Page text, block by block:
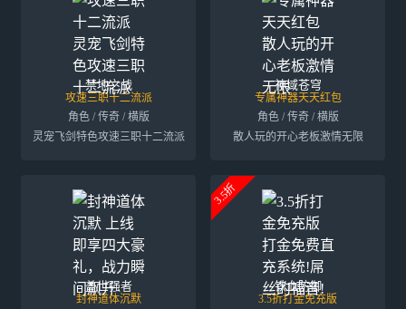
禁地之战
攻速三职十二流派
角色 / 传奇 / 横版
灵宠飞剑特色攻速三职十二流派
神域苍穹
专属神器天天红包
角色 / 传奇 / 横版
散人玩的开心老板激情无限
盖世强者
封神道体沉默
3.5折
铁血防御
3.5折打金免充版